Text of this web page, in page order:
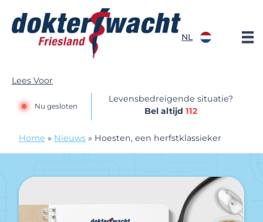
NL
Lees Voor
Nu gesloten
Levensbedreigende situatie?
Bel altijd112
Home » Nieuws » Hoesten, een herfstklassieker